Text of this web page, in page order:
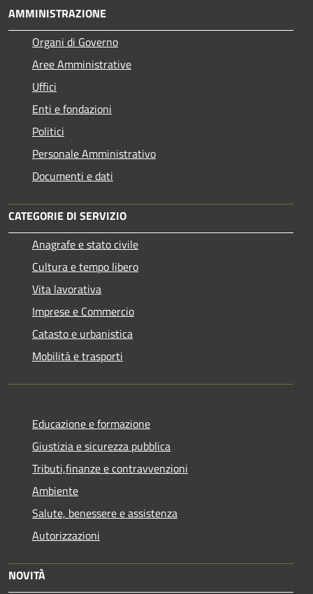
AMMINISTRAZIONE
Organi di Governo
Aree Amministrative
Uffici
Enti e fondazioni
Politici
Personale Amministrativo
Documenti e dati
CATEGORIE DI SERVIZIO
Anagrafe e stato civile
Cultura e tempo libero
Vita lavorativa
Imprese e Commercio
Catasto e urbanistica
Mobilità e trasporti
Educazione e formazione
Giustizia e sicurezza pubblica
Tributi,finanze e contravvenzioni
Ambiente
Salute, benessere e assistenza
Autorizzazioni
NOVITÀ